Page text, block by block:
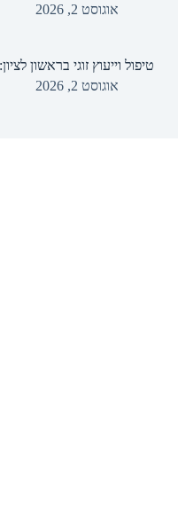
אוגוסט 2, 2026
טיפול וייעוץ זוגי בראשון
אוגוסט 2, 2026